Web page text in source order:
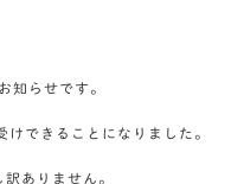
知らせです。
できることになりました。
ありません。